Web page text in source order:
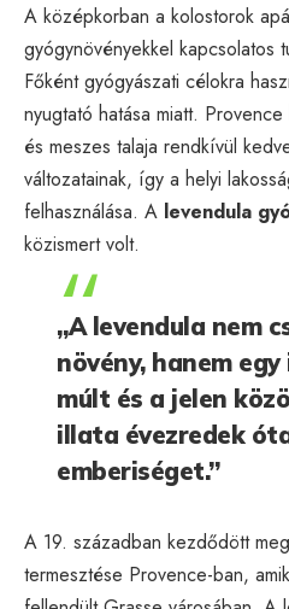
A középkorban a kolostorok
gyógynövényekkel kapcsolatos
Főként gyógyászati célokra
nyugtató hatása miatt.
és meszes talaja rendkívül
változatainak, így a helyi
felhasználása. A levendula
közismert volt.
„A levendula nem
növény, hanem
múlt és a jelen
illata évezredek
emberiséget.”
A 19. században kezdődött
termesztése Provence-ban,